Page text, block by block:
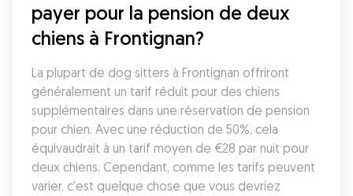
payer pour la pension de deux
chiens à Frontignan?
La plupart de dog sitters à Frontignan offriront
généralement un tarif réduit pour des chiens
supplémentaires dans une réservation de pension
pour chien. Avec une réduction de 50%, cela
équivaudrait à un tarif moyen de €28 par nuit pour
deux chiens. Cependant, comme les tarifs peuvent
varier, c'est quelque chose que vous devriez